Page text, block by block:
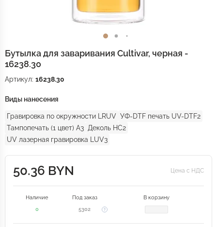
Бутылка для заваривания Cultivar, черная -
16238.30
Артикул: 16238.30
Виды нанесения
Гравировка по окружности LRUV УФ-DTF печать UV-DTF2
Тампопечать (1 цвет) A3 Деколь HC2
UV лазерная гравировка LUV3
50.36 BYN Цена с НДС
Наличие Под заказ
В корзину
0
5302